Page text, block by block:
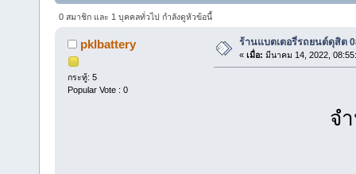
0 สมาชิก และ 1 บุคคลทั่วไป กำลังดูหัวข้อนี้
pklbattery
กระทู้: 5
Popular Vote : 0
ร้านแบตเตอรี่รถยนต์ดุสิต
« เมื่อ: มีนาคม 14, 2022,
จ